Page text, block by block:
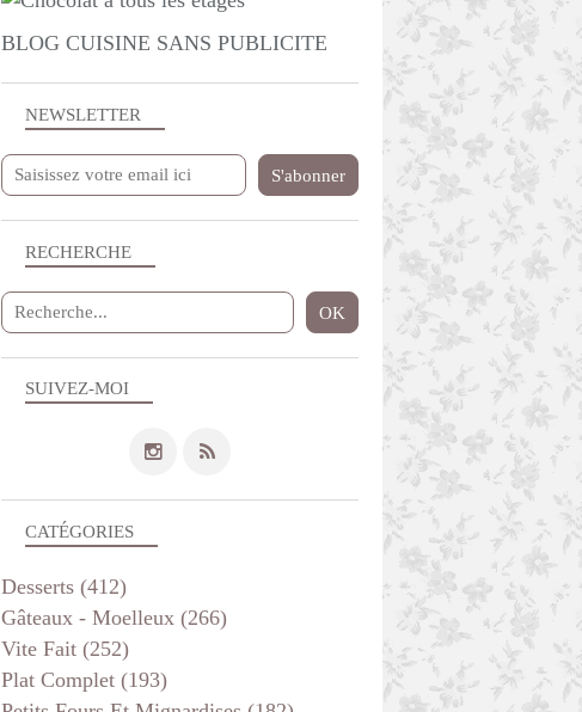
NEWSLETTER
SUIVEZ-MOI
RECHERCHE
BLOG CUISINE SANS PUBLICITE
CATÉGORIES
Desserts (412)
Gâteaux - Moelleux (266)
Vite Fait (252)
Plat Complet (193)